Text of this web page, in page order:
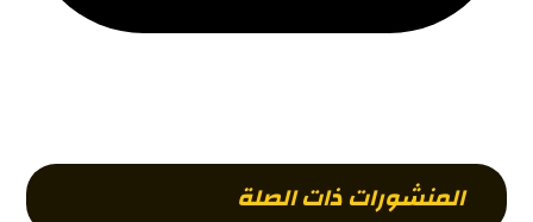
المنشورات ذات الصلة